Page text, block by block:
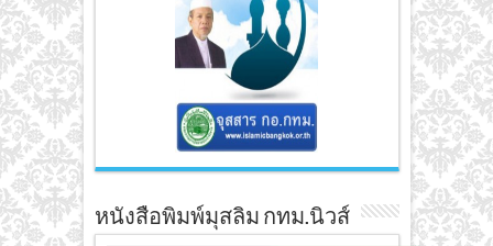
หนังสือพิมพ์มุสลิม กทม.นิวส์